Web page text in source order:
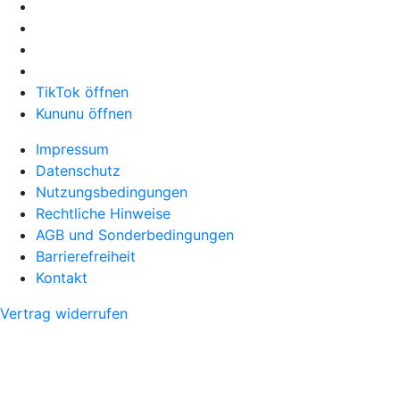
TikTok öffnen
Kununu öffnen
Impressum
Datenschutz
Nutzungsbedingungen
Rechtliche Hinweise
AGB und Sonderbedingungen
Barrierefreiheit
Kontakt
Vertrag widerrufen